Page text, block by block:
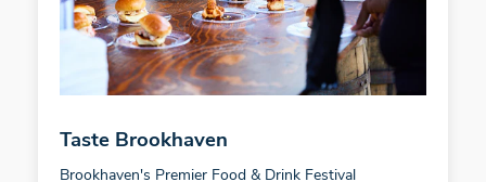
Taste Brookhaven
Brookhaven's Premier Food & Drink Festival